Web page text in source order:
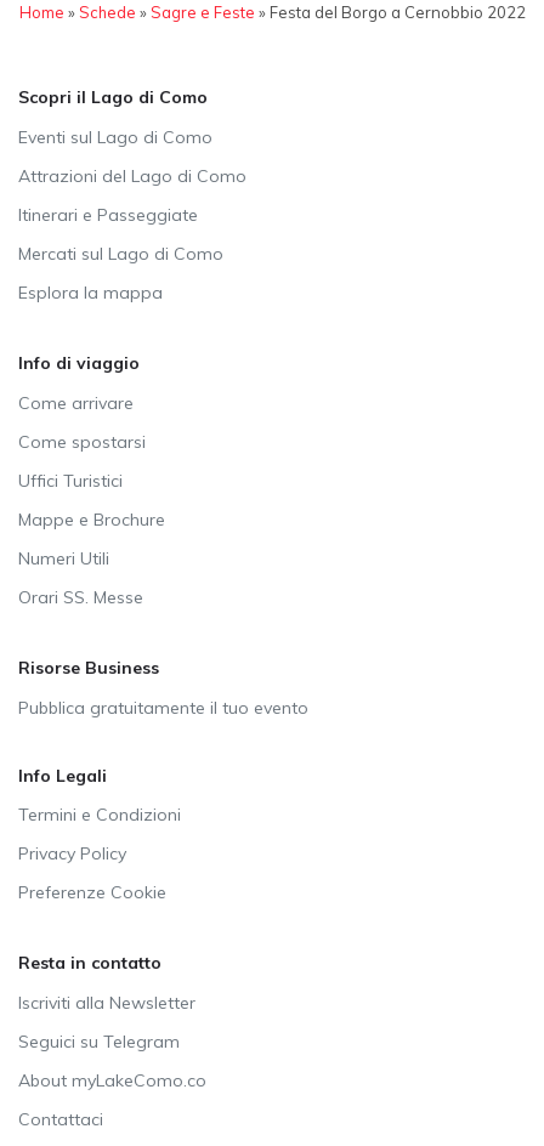
Home »Schede »Sagre e Feste » Festa del Borgo a Cernobbio 2022
Scopri il Lago di Como
Eventi sul Lago di Como
Attrazioni del Lago di Como
Itinerari e Passeggiate
Mercati sul Lago di Como
Esplora la mappa
Info di viaggio
Come arrivare
Come spostarsi
Uffici Turistici
Mappe e Brochure
Numeri Utili
Orari SS. Messe
Risorse Business
Pubblica gratuitamente il tuo evento
Info Legali
Termini e Condizioni
Privacy Policy
Preferenze Cookie
Resta in contatto
Iscriviti alla Newsletter
Seguici su Telegram
About myLakeComo.co
Contattaci